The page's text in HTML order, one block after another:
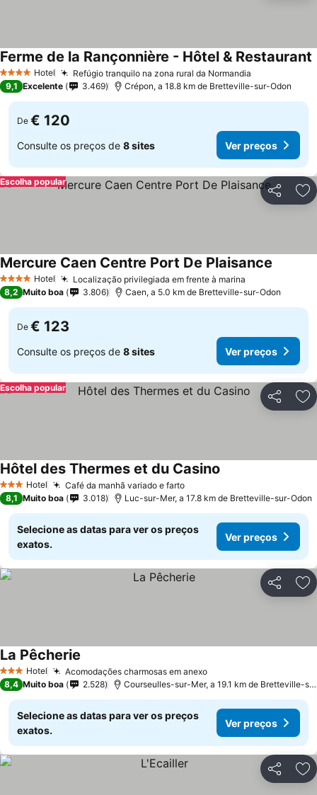
4 EstrelasHotel Refúgio tranquilo na zona rural da Normandia
Ferme de la Rançonnière - Hôtel & Restaurant
9,1 Excelente 3.469 Crépon, a 18.8 km de Bretteville-sur-Odon
De € 120
Consulte os preços de 8 sites Ver preços
Partilhar
Escolha popular
4 EstrelasHotel Localização privilegiada em frente à marina
Mercure Caen Centre Port De Plaisance
8,2 Muito boa 3.806 Caen, a 5.0 km de Bretteville-sur-Odon
De € 123
Consulte os preços de 8 sites Ver preços
Partilhar
Escolha popular
3 EstrelasHotel Café da manhã variado e farto
Hôtel des Thermes et du Casino
8,1 Muito boa 3.018 Luc-sur-Mer, a 17.8 km de Bretteville-sur-Odon
Selecione as datas para ver os preços
exatos.
Ver preços
Partilhar
3 EstrelasHotel Acomodações charmosas em anexo
La Pêcherie
8,4 Muito boa 2.528 Courseulles-sur-Mer, a 19.1 km de Bretteville-sur-Odon
Selecione as datas para ver os preços
exatos.
Ver preços
Partilhar